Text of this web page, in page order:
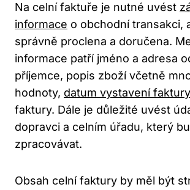
Na celní faktuře je nutné uvést
informace o obchodní transakci,
správně proclena a doručena.
informace patří jméno a adresa
příjemce, popis zboží včetně
hodnoty, datum vystavení faktury
faktury. Dále je důležité uvést
dopravci a celním úřadu, který
zpracovávat.
Obsah celní faktury by měl být